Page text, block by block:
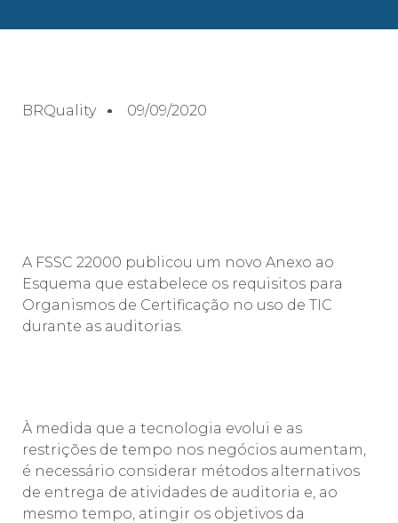
BRQuality 09/09/2020
A FSSC 22000 publicou um novo Anexo ao
Esquema que estabelece os requisitos para
Organismos de Certificação no uso de TIC
durante as auditorias.
À medida que a tecnologia evolui e as
restrições de tempo nos negócios aumentam,
é necessário considerar métodos alternativos
de entrega de atividades de auditoria e, ao
mesmo tempo, atingir os objetivos da